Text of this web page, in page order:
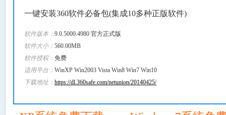
一键安装360软件必备包(集成10多种正版软件)
软件版本： 9.0.5000.4980 官方正式版
软件大小： 560.00MB
软件授权： 免费
适用平台： WinXP Win2003 Vista Win8 Win7 Win10
下载地址： https://dl.360safe.com/netunion/20140425/